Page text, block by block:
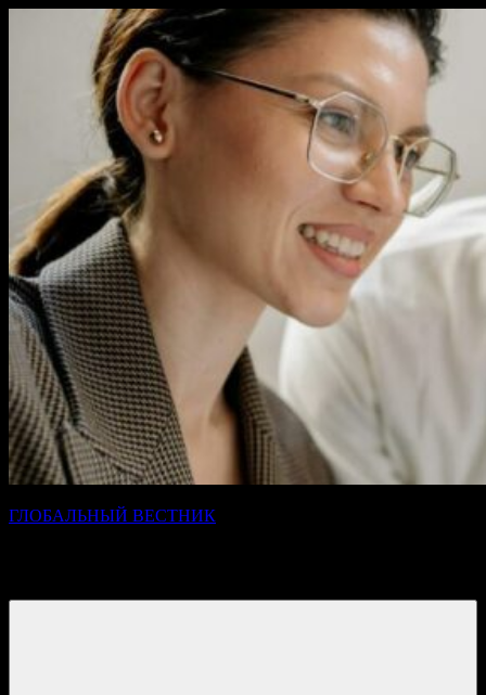
содержимому
ГЛОБАЛЬНЫЙ ВЕСТНИК